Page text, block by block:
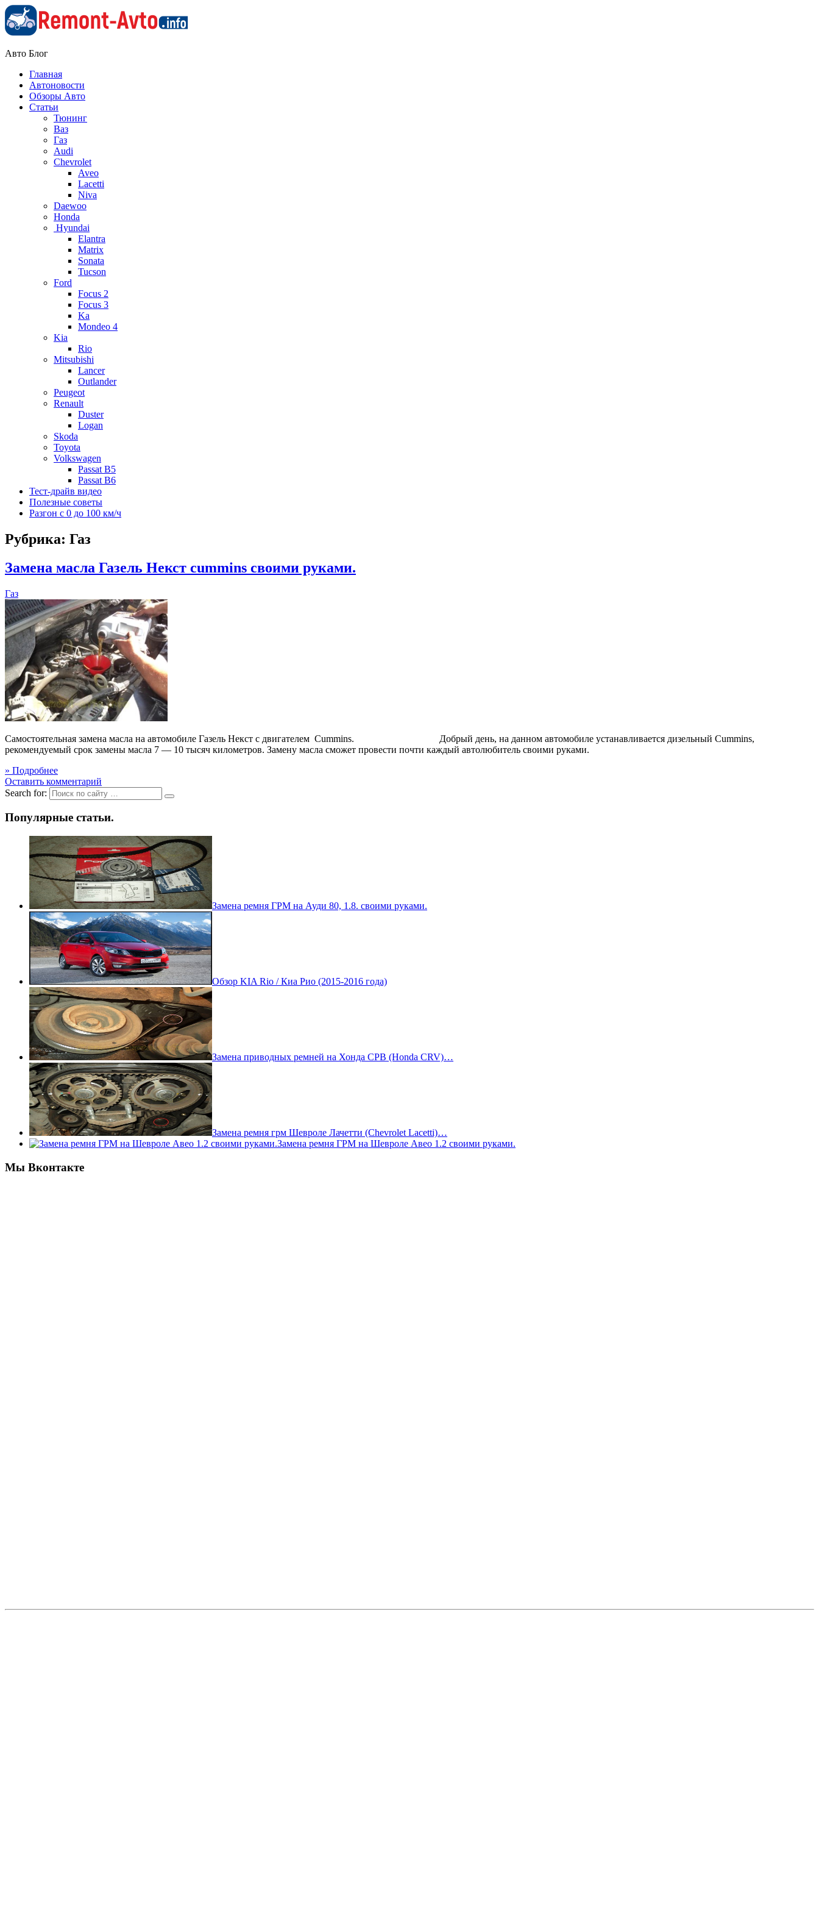
Авто Блог
Главная
Автоновости
Обзоры Авто
Статьи
Тюнинг
Ваз
Газ
Audi
Chevrolet
Aveo
Lacetti
Niva
Daewoo
Honda
Hyundai
Elantra
Matrix
Sonata
Tucson
Ford
Focus 2
Focus 3
Ka
Mondeo 4
Kia
Rio
Mitsubishi
Lancer
Outlander
Peugeot
Renault
Duster
Logan
Skoda
Toyota
Volkswagen
Passat B5
Passat B6
Тест-драйв видео
Полезные советы
Разгон с 0 до 100 км/ч
Рубрика: Газ
Замена масла Газель Некст cummins своими руками.
Газ
Самостоятельная замена масла на автомобиле Газель Некст с двигателем Cummins. Добрый день, на данном автомобиле устанавливается дизельный Cummins,
рекомендуемый срок замены масла 7 — 10 тысяч километров. Замену масла сможет провести почти каждый автолюбитель своими руками.
» Подробнее
Оставить комментарий
Search for:
Популярные статьи.
Замена ремня ГРМ на Ауди 80, 1.8. своими руками.
Обзор KIA Rio / Киа Рио (2015-2016 года)
Замена приводных ремней на Хонда СРВ (Honda CRV)…
Замена ремня грм Шевроле Лачетти (Chevrolet Lacetti)…
Замена ремня ГРМ на Шевроле Авео 1.2 своими руками.
Мы Вконтакте